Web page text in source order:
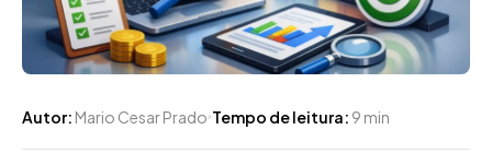
Autor: Mario Cesar Prado Tempo de leitura: 9 min